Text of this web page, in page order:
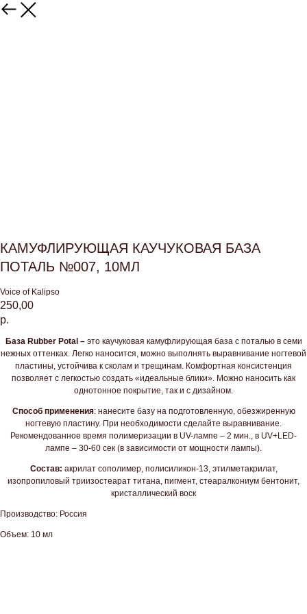
КАМУФЛИРУЮЩАЯ КАУЧУКОВАЯ БАЗА
ПОТАЛЬ №007, 10МЛ
Voice of Kalipso
250,00
р.
База Rubber Potal – это каучуковая камуфлирующая база с поталью в семи
нежных оттенках. Легко наносится, можно выполнять выравнивание ногтевой
пластины, устойчива к сколам и трещинам. Комфортная консистенция
позволяет с легкостью создать «идеальные блики». Можно наносить как
однотонное покрытие, так и с дизайном.
Способ применения: нанесите базу на подготовленную, обезжиренную
ногтевую пластину. При необходимости сделайте выравнивание.
Рекомендованное время полимеризации в UV-лампе – 2 мин., в UV+LED-
лампе – 30-60 сек (в зависимости от мощности лампы).
Состав: акрилат сополимер, полисиликон-13, этилметакрилат,
изопропиловый триизостеарат титана, пигмент, стеаралкониум бентонит,
кристаллический воск
Производство: Россия
Объем: 10 мл